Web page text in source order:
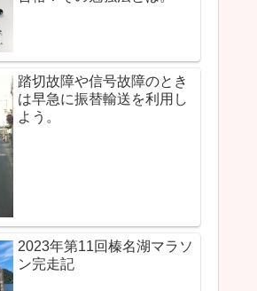
踏切故障や信号故障のとき
は早急に振替輸送を利用し
よう。
2023年第11回榛名湖マラソ
ン完走記